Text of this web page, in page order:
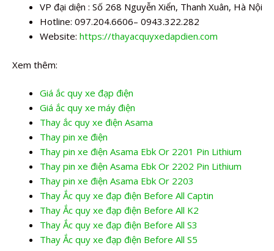
VP đại diện : Số 268 Nguyễn Xiển, Thanh Xuân, Hà Nội
Hotline: 097.204.6606– 0943.322.282
Website: https://thayacquyxedapdien.com
Xem thêm:
Giá ắc quy xe đạp điện
Giá ắc quy xe máy điện
Thay ắc quy xe điện Asama
Thay pin xe điện
Thay pin xe điện Asama Ebk Or 2201 Pin Lithium
Thay pin xe điện Asama Ebk Or 2202 Pin Lithium
Thay pin xe điện Asama Ebk Or 2203
Thay Ắc quy xe đạp điện Before All Captin
Thay Ắc quy xe đạp điện Before All K2
Thay Ắc quy xe đạp điện Before All S3
Thay Ắc quy xe đạp điện Before All S5